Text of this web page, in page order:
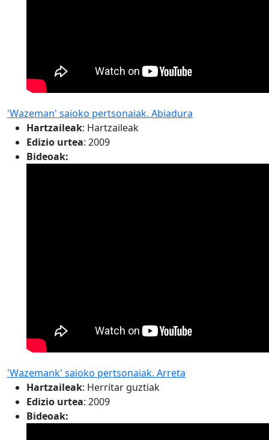
'Wazeman' saioko pertsonaiak. Abiadura
Hartzaileak: Hartzaileak
Edizio urtea: 2009
Bideoak:
'Wazemank' saioko pertsonaiak. Arreta
Hartzaileak: Herritar guztiak
Edizio urtea: 2009
Bideoak: